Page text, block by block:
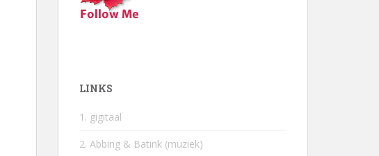
LINKS
1. gigitaal
2. Abbing & Batink (muziek)